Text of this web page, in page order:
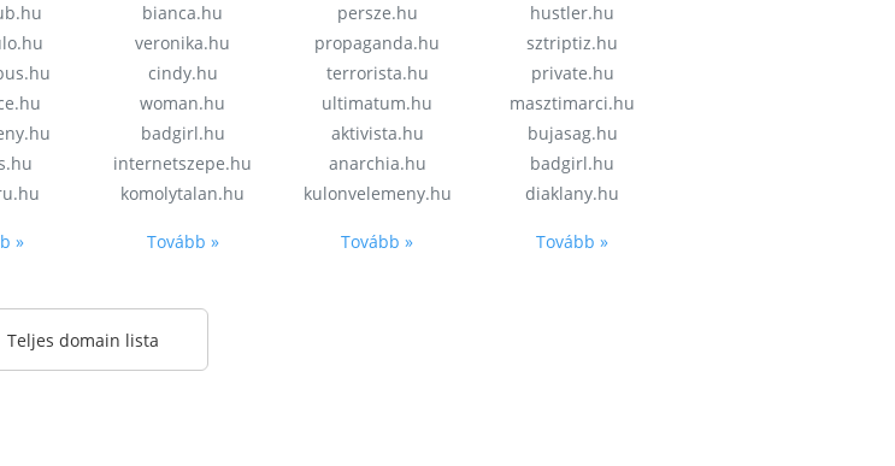
»
bianca.hu
veronika.hu
cindy.hu
woman.hu
badgirl.hu
internetszepe.hu
komolytalan.hu
Tovább »
persze.hu
propaganda.hu
terrorista.hu
ultimatum.hu
aktivista.hu
anarchia.hu
kulonvelemeny.hu
Tovább »
hustler.hu
sztriptiz.hu
private.hu
masztimarci.hu
bujasag.hu
badgirl.hu
diaklany.hu
Tovább »
Teljes domain lista